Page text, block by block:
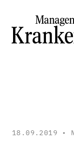
18.09.2019 •